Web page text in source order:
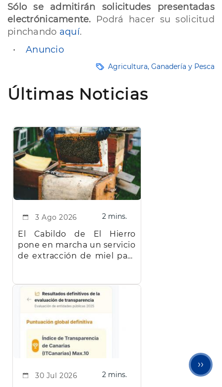
Sólo se admitirán solicitudes presentadas
electrónicamente. Podrá hacer su solicitud
pinchando aquí.
· Anuncio
Agricultura, Ganadería y Pesca
Últimas Noticias
3 Ago 2026 2 mins.
El Cabildo de El Hierro
pone en marcha un servicio
de extracción de miel para
30 Jul 2026 2 mins.
››